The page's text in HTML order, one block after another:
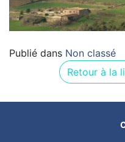
Publié dans Non classé
Retour à la